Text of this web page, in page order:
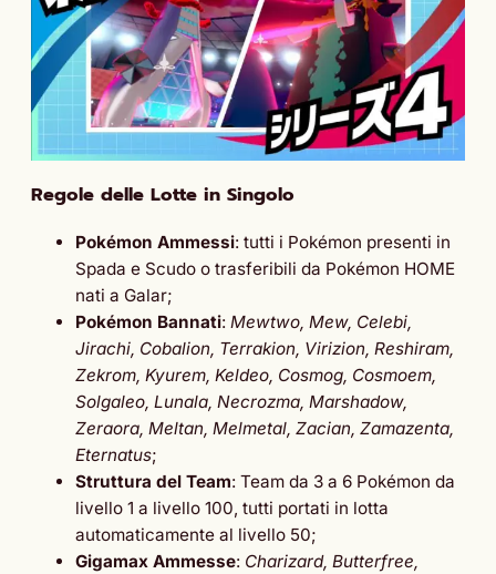
Regole delle Lotte in Singolo
Pokémon Ammessi: tutti i Pokémon presenti in
Spada e Scudo o trasferibili da Pokémon HOME
nati a Galar;
Pokémon Bannati: Mewtwo, Mew, Celebi,
Jirachi, Cobalion, Terrakion, Virizion, Reshiram,
Zekrom, Kyurem, Keldeo, Cosmog, Cosmoem,
Solgaleo, Lunala, Necrozma, Marshadow,
Zeraora, Meltan, Melmetal, Zacian, Zamazenta,
Eternatus;
Struttura del Team: Team da 3 a 6 Pokémon da
livello 1 a livello 100, tutti portati in lotta
automaticamente al livello 50;
Gigamax Ammesse: Charizard, Butterfree,